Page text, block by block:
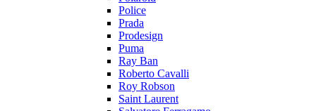
Police
Prada
Prodesign
Puma
Ray Ban
Roberto Cavalli
Roy Robson
Saint Laurent